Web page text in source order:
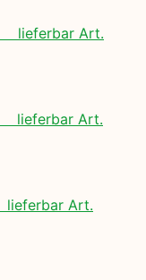
lieferbar Art.
lieferbar Art.
Art.